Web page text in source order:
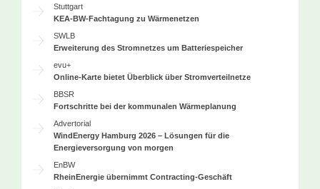
Stuttgart
KEA-BW-Fachtagung zu Wärmenetzen
SWLB
Erweiterung des Stromnetzes um Batteriespeicher
evu+
Online-Karte bietet Überblick über Stromverteilnetze
BBSR
Fortschritte bei der kommunalen Wärmeplanung
Advertorial
WindEnergy Hamburg 2026 – Lösungen für die
Energieversorgung von morgen
EnBW
RheinEnergie übernimmt Contracting-Geschäft